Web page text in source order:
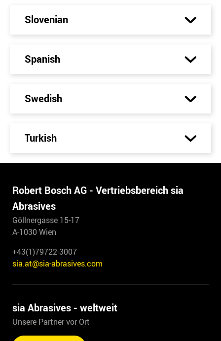
Slovenian
Spanish
Swedish
Turkish
Robert Bosch AG - Vertriebsbereich sia
Abrasives
Göllnergasse 15-17
A-1030 Wien
+43(1)79722-3007
sia.at@sia-abrasives.com
sia Abrasives - weltweit
Unsere Partner vor Ort